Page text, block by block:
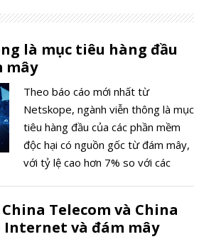
tập đoàn công bố trong tháng
là mục tiêu hàng đầu
mây
Theo báo cáo mới nhất từ
Netskope, ngành viễn thông là mục
tiêu hàng đầu của các phần mềm
độc hại có nguồn gốc từ đám mây,
với tỷ lệ cao hơn 7% so với các
công nhắm vào các ứng dụng
doanh nghiệp phổ biến để phân
Telecom và China
Internet và đám mây